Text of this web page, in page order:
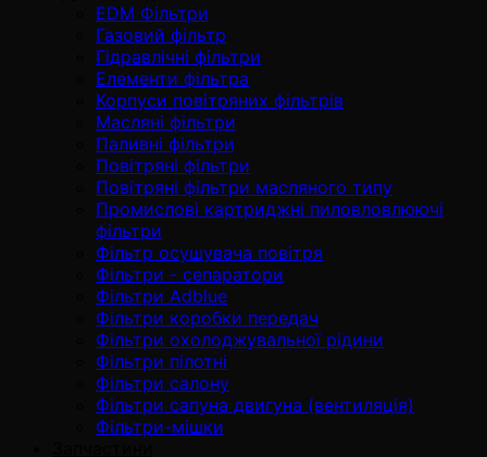
EDM Фільтри
Газовий фільтр
Гідравлічні фільтри
Елементи фільтра
Корпуси повітряних фільтрів
Масляні фільтри
Паливні фільтри
Повітряні фільтри
Повітряні фільтри масляного типу
Промислові картриджні пиловловлюючі
фільтри
Фільтр осушувача повітря
Фільтри - сепаратори
Фільтри Adblue
Фільтри коробки передач
Фільтри охолоджувальної рідини
Фільтри пілотні
Фільтри салону
Фільтри сапуна двигуна (вентиляція)
Фільтри-мішки